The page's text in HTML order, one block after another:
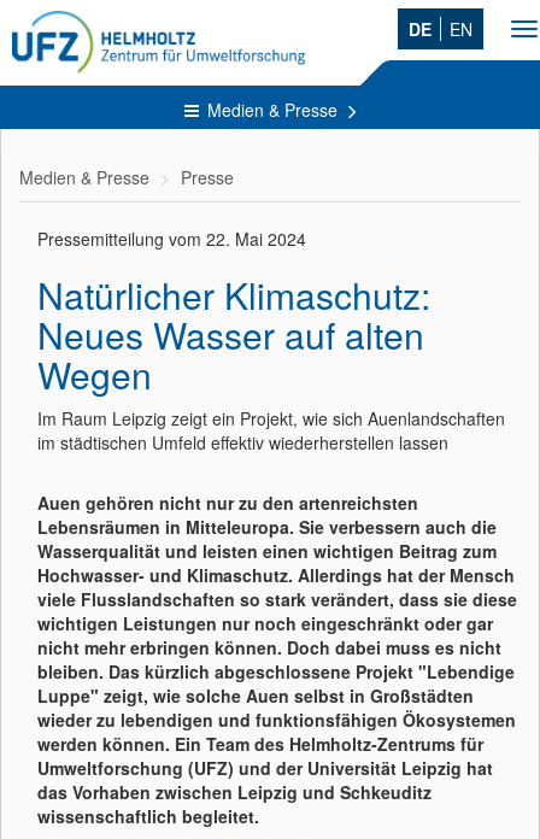
DE EN
Medien & Presse
Medien & Presse Presse
Pressemitteilung vom 22. Mai 2024
Natürlicher Klimaschutz:
Neues Wasser auf alten
Wegen
Im Raum Leipzig zeigt ein Projekt, wie sich Auenlandschaften
im städtischen Umfeld effektiv wiederherstellen lassen
Auen gehören nicht nur zu den artenreichsten
Lebensräumen in Mitteleuropa. Sie verbessern auch die
Wasserqualität und leisten einen wichtigen Beitrag zum
Hochwasser- und Klimaschutz. Allerdings hat der Mensch
viele Flusslandschaften so stark verändert, dass sie diese
wichtigen Leistungen nur noch eingeschränkt oder gar
nicht mehr erbringen können. Doch dabei muss es nicht
bleiben. Das kürzlich abgeschlossene Projekt "Lebendige
Luppe" zeigt, wie solche Auen selbst in Großstädten
wieder zu lebendigen und funktionsfähigen Ökosystemen
werden können. Ein Team des Helmholtz-Zentrums für
Umweltforschung (UFZ) und der Universität Leipzig hat
das Vorhaben zwischen Leipzig und Schkeuditz
wissenschaftlich begleitet.